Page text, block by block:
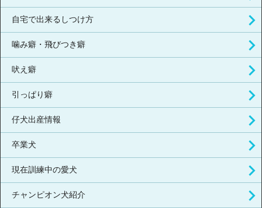
自宅で出来るしつけ方
噛み癖・飛びつき癖
吠え癖
引っぱり癖
仔犬出産情報
卒業犬
現在訓練中の愛犬
チャンピオン犬紹介